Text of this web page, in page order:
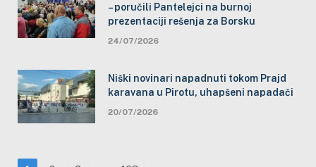
– poručili Pantelejci na burnoj
prezentaciji rešenja za Borsku
24/07/2026
Niški novinari napadnuti tokom Prajd
karavana u Pirotu, uhapšeni napadači
20/07/2026